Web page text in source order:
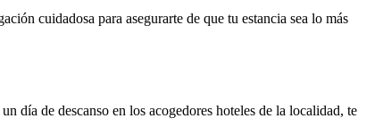
cuidadosa para asegurarte de que tu estancia sea lo más
día de descanso en los acogedores hoteles de la localidad, te